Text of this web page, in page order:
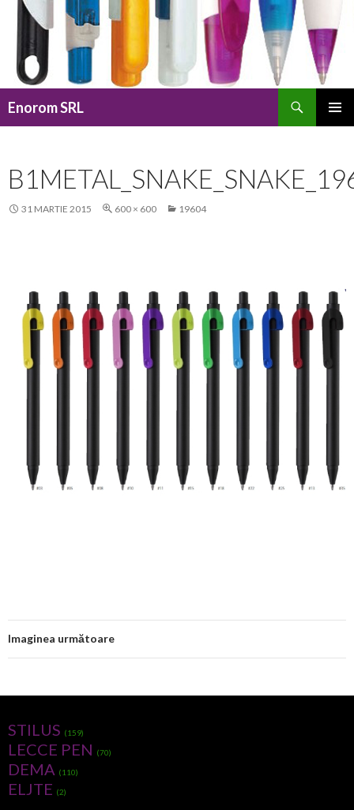
Enorom SRL
31 MARTIE 2015 600 × 600 19604
Imaginea următoare
STILUS (159)
LECCE PEN (70)
DEMA (110)
ELJTE (2)